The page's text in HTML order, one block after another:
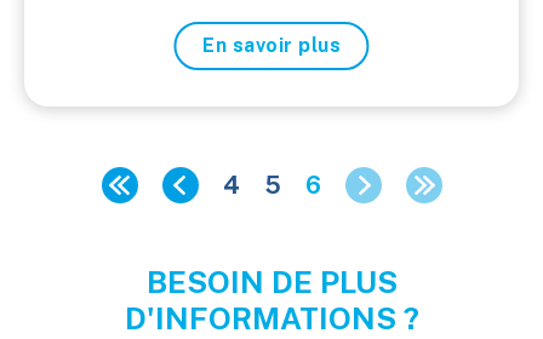
En savoir plus
4 5 6
BESOIN DE PLUS
D'INFORMATIONS ?